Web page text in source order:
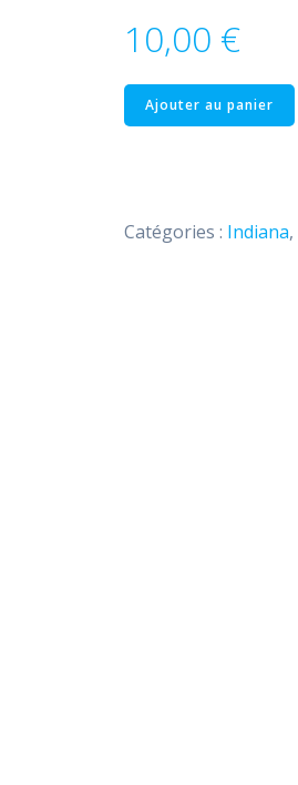
10,00 €
quantité
de
Product
Ajouter au panier
Catégories : Indiana,